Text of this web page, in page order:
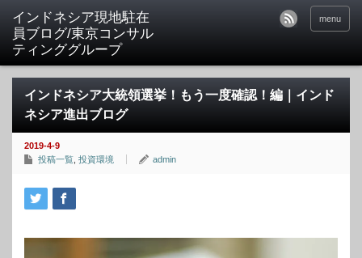
menu
インドネシア大統領選挙！もう一度確認！編｜インド
ネシア進出ブログ
2019-4-9
投稿一覧 投資環境 admin